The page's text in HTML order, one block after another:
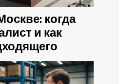
когда
и как